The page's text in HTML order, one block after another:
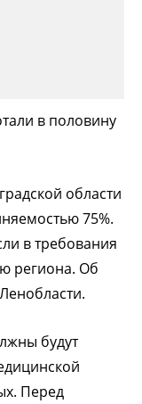
в половину
области
75%.
в требования
региона. Об
будут
Перед